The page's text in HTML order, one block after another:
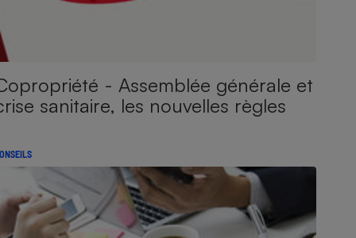
- Assemblée générale et
sanitaire, les nouvelles règles